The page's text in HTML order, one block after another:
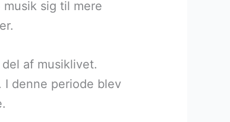
sig til mere
af musiklivet.
I denne periode blev